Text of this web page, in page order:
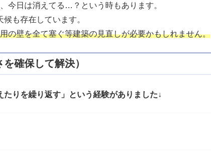
今日は消えてる…？という時もあります。
も存在しています。
の壁を全て塞ぐ等建築の見直しが必要かもしれません。
確保して解決）
りを繰り返す」という経験がありました↓